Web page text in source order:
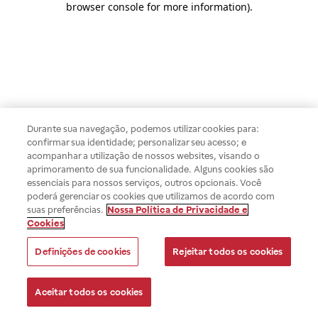
browser console for more information).
Durante sua navegação, podemos utilizar cookies para:
confirmar sua identidade; personalizar seu acesso; e
acompanhar a utilização de nossos websites, visando o
aprimoramento de sua funcionalidade. Alguns cookies são
essenciais para nossos serviços, outros opcionais. Você
poderá gerenciar os cookies que utilizamos de acordo com
suas preferências. Nossa Política de Privacidade e
Cookies
Definições de cookies Rejeitar todos os cookies
Aceitar todos os cookies